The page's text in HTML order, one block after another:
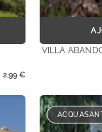
2,99 €
VILLA